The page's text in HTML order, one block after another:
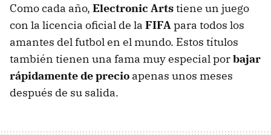
Como cada año, Electronic Artstiene un juego
con la licencia oficial de la FIFApara todos los
amantes del futbol en el mundo. Estos títulos
también tienen una fama muy especial porbajar
rápidamente de precio apenas unos meses
después de su salida.